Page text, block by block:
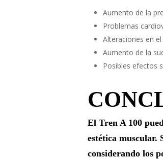
Aumento de la
Problemas
Alteraciones en
Aumento de la
Posibles efectos
El Tren A 100
estética muscular.
considerando los